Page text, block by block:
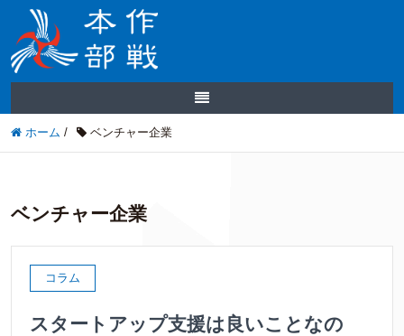
ホーム / ベンチャー企業
ベンチャー企業
コラム
スタートアップ支援は良いことなの